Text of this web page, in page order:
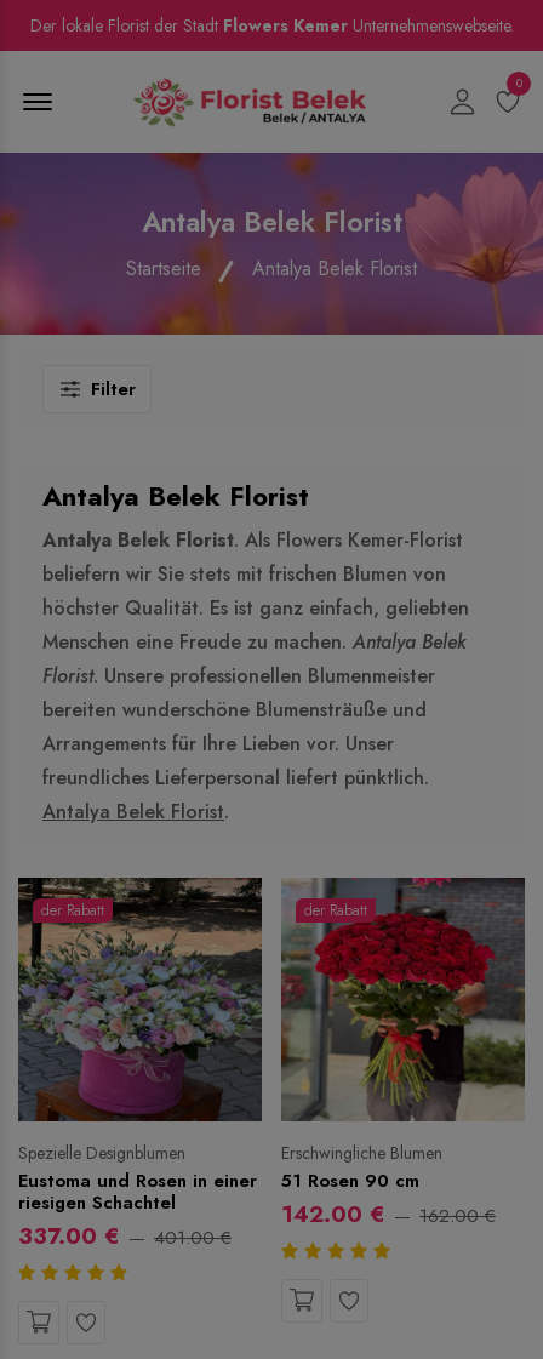
Der lokale Florist der Stadt Flowers KemerUnternehmenswebseite.
Menu Open 0
Antalya Belek Florist
Startseite Antalya Belek Florist
Filter
Antalya Belek Florist
Antalya Belek Florist. Als Flowers Kemer-Florist
beliefern wir Sie stets mit frischen Blumen von
höchster Qualität. Es ist ganz einfach, geliebten
Menschen eine Freude zu machen. Antalya Belek
Florist. Unsere professionellen Blumenmeister
bereiten wunderschöne Blumensträuße und
Arrangements für Ihre Lieben vor. Unser
freundliches Lieferpersonal liefert pünktlich.
Antalya Belek Florist.
der Rabatt
Spezielle Designblumen
Eustoma und Rosen in einer
riesigen Schachtel
337.00 € 401.00 €
der Rabatt
Erschwingliche Blumen
51 Rosen 90 cm
142.00 € 162.00 €